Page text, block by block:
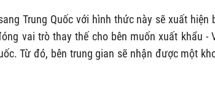
Trung Quốc với hình thức này sẽ xuất hiện
vai trò thay thế cho bên muốn xuất khẩu -
Từ đó, bên trung gian sẽ nhận được một